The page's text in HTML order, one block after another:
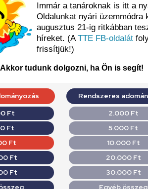
Immár a tanároknak is itt a
Oldalunkat nyári üzemmódra
augusztus 21-ig ritkábban
híreket. (ATTE FB-oldalát
frissítjük!)
Akkor tudunk dolgozni, ha Ön is segít!